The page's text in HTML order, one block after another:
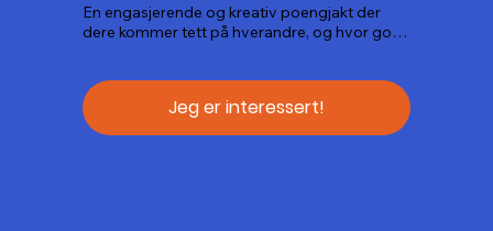
En engasjerende og kreativ poengjakt der
dere kommer tett på hverandre, og hvor godt
må alle på laget bidra for å lykkes!
Jeg er interessert!